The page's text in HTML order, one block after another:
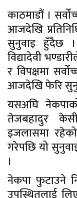
काठमाडौं ।
आजदेखि
सुनुवाइ हुँदैछ ।
विद्यादेवी
र विपक्षमा
आजदेखि फेरि
यसअघि
तेजबहादुर
इजलासमा
गरेपछि यो
।
नेकपा फुटाउने